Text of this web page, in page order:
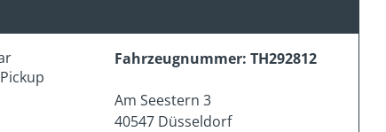
Fahrzeugnummer: TH292812
Am Seestern 3
40547 Düsseldorf